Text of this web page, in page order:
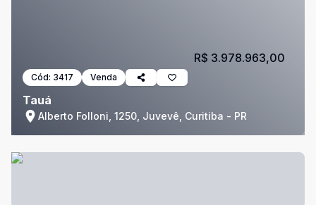
Cód: 3417 Venda
Tauá
Alberto Folloni, 1250, Juvevê, Curitiba - PR
R$ 3.978.963,00